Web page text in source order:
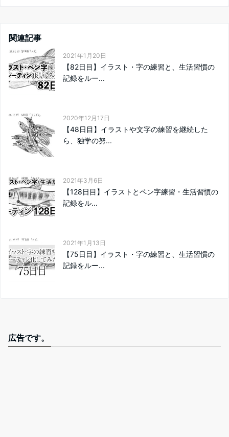
関連記事
2021年1月20日
【82日目】イラスト・字の練習と、生活習慣の
記録をルー...
2020年12月17日
【48日目】イラストや文字の練習を継続した
ら、独学の努...
2021年3月6日
【128日目】イラストとペン字練習・生活習慣の
記録をル...
2021年1月13日
【75日目】イラスト・字の練習と、生活習慣の
記録をルー...
広告です。